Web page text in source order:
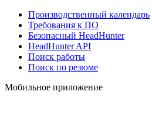
Производственный календарь
Требования к ПО
Безопасный HeadHunter
HeadHunter API
Поиск работы
Поиск по резюме
Мобильное приложение